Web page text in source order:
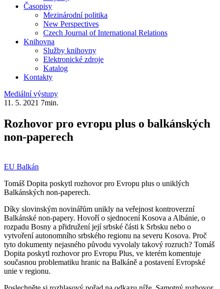
Časopisy
Mezinárodní politika
New Perspectives
Czech Journal of International Relations
Knihovna
Služby knihovny
Elektronické zdroje
Katalog
Kontakty
Mediální výstupy
11. 5. 2021 7min.
Rozhovor pro evropu plus o balkánských
non-paperech
EU Balkán
Tomáš Dopita poskytl rozhovor pro Evropu plus o uniklých
Balkánských non-paperech.
Díky slovinským novinářům unikly na veřejnost kontroverzní
Balkánské non-papery. Hovoří o sjednocení Kosova a Albánie, o
rozpadu Bosny a přidružení její srbské části k Srbsku nebo o
vytvoření autonomního srbského regionu na severu Kosova. Proč
tyto dokumenty nejasného původu vyvolaly takový rozruch? Tomáš
Dopita poskytl rozhovor pro Evropu Plus, ve kterém komentuje
současnou problematiku hranic na Balkáně a postavení Evropské
unie v regionu.